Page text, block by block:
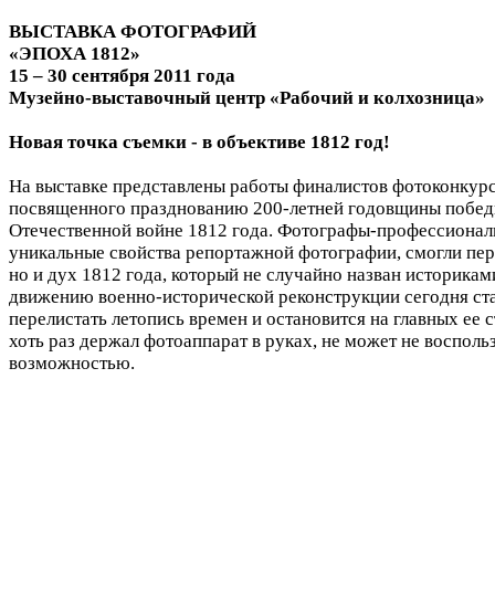
ВЫСТАВКА ФОТОГРАФИЙ
«ЭПОХА 1812»
15 – 30 сентября 2011 года
Музейно-выставочный центр «Рабочий и колхозница»
Новая точка съемки - в объективе 1812 год!
На выставке представлены работы финалистов
посвященного празднованию 200-летней годовщины
Отечественной войне 1812 года. Фотографы-
уникальные свойства репортажной фотографии, смогли
но и дух 1812 года, который не случайно назван
движению военно-исторической реконструкции сегодня
перелистать летопись времен и остановится на главных
хоть раз держал фотоаппарат в руках, не может не
возможностью.